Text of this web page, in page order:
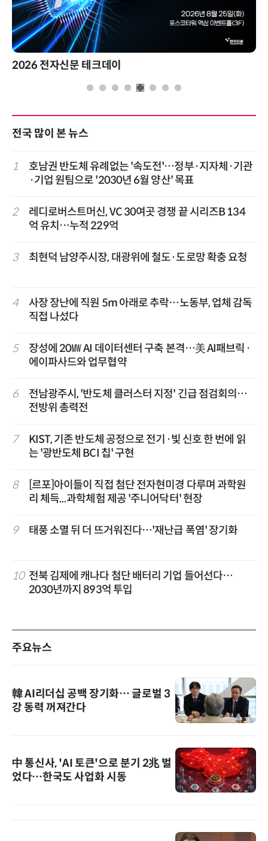
2026 전자신문 테크데이
전국 많이 본 뉴스
1
호남권 반도체 유례없는 '속도전'…정부·지자체·기관
·기업 원팀으로 '2030년 6월 양산' 목표
2
레디로버스트머신, VC 30여곳 경쟁 끝 시리즈B 134
억 유치…누적 229억
3 최현덕 남양주시장, 대광위에 철도·도로망 확충 요청
4
사장 장난에 직원 5m 아래로 추락…노동부, 업체 감독
직접 나섰다
5
장성에 20㎿ AI 데이터센터 구축 본격…美 AI패브릭·
에이파사드와 업무협약
6
전남광주시, '반도체 클러스터 지정' 긴급 점검회의…
전방위 총력전
7
KIST, 기존 반도체 공정으로 전기·빛 신호 한 번에 읽
는 '광반도체 BCI 칩' 구현
8
[르포]아이들이 직접 첨단 전자현미경 다루며 과학원
리 체득...과학체험 제공 '주니어닥터' 현장
9 태풍 소멸 뒤 더 뜨거워진다…'재난급 폭염' 장기화
10 전북 김제에 캐나다 첨단 배터리 기업 들어선다…
2030년까지 893억 투입
주요뉴스
韓 AI리더십 공백 장기화… 글로벌 3
강 동력 꺼져간다
中 통신사, 'AI 토큰'으로 분기 2兆 벌
었다…한국도 사업화 시동